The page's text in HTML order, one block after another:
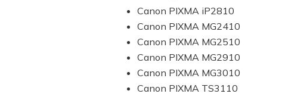
Canon PIXMA iP2810
Canon PIXMA MG2410
Canon PIXMA MG2510
Canon PIXMA MG2910
Canon PIXMA MG3010
Canon PIXMA TS3110